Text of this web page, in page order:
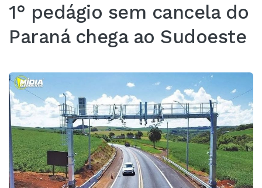
1° pedágio sem cancela do
Paraná chega ao Sudoeste